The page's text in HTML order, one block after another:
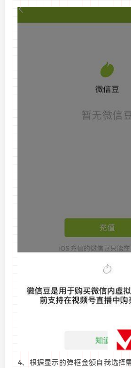
4、根据显示的弹框金额自我选择